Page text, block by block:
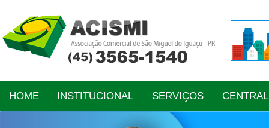
HOME INSTITUCIONAL SERVIÇOS